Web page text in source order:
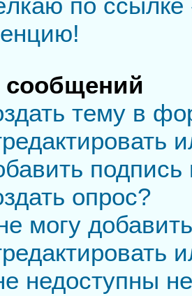
сообщений
тему в
опрос?
могу
недоступны